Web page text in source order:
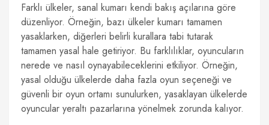
Farklı ülkeler, sanal kumarı kendi bakış açılarına göre
düzenliyor. Örneğin, bazı ülkeler kumarı tamamen
yasaklarken, diğerleri belirli kurallara tabi tutarak
tamamen yasal hale getiriyor. Bu farklılıklar, oyuncuların
nerede ve nasıl oynayabileceklerini etkiliyor. Örneğin,
yasal olduğu ülkelerde daha fazla oyun seçeneği ve
güvenli bir oyun ortamı sunulurken, yasaklayan ülkelerde
oyuncular yeraltı pazarlarına yönelmek zorunda kalıyor.